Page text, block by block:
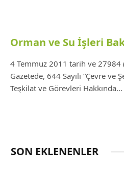
Orman ve Su İşleri
4 Temmuz 2011 tarih ve 27984
Gazetede, 644 Sayılı “Çevre ve
Teşkilat ve Görevleri Hakkında…
SON EKLENENLER